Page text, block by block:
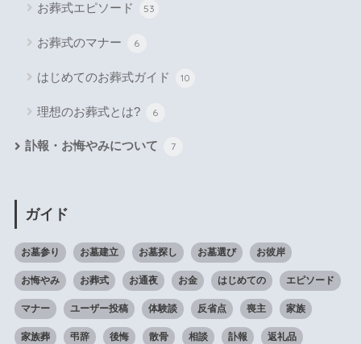
お葬式エピソード 53
お葬式のマナー 6
はじめてのお葬式ガイド 10
理想のお葬式とは? 6
訃報・お悔やみについて 7
ガイド
お墓参り お墓建立 お墓探し お墓選び お彼岸
お悔やみ お葬式 お通夜 お金 はじめての エピソード
マナー ユーザー投稿 体験談 反省点 喪主 家族
家族葬 弔辞 後悔 散骨 相談 訃報 返礼品